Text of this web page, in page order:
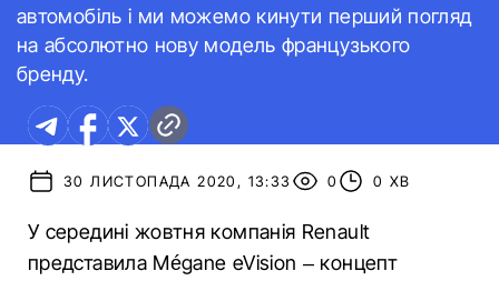
автомобіль і ми можемо кинути перший погляд
на абсолютно нову модель французького
бренду.
30 ЛИСТОПАДА 2020, 13:33 0 0 ХВ
У середині жовтня компанія Renault
представила Mégane eVision – концепт